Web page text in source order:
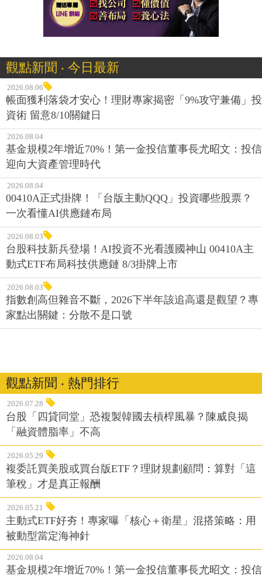
觀點新聞 ‧ 今日最新
2026.08.06
帳面獲利落袋才安心！理財專家揭密「9%攻守兼備」投
資術 留意8/10關鍵日
2026.08.04
基金規模2年增近70%！第一金投信董事長尤昭文：投信
迎向大資產管理時代
2026.08.04
00410A正式掛牌！「台版主動QQQ」投資哪些股票？
一次看懂AI供應鏈布局
2026.08.03
台股科技新兵登場！AI投資不光看護國神山 00410A主
動式ETF布局科技供應鏈 8/3掛牌上市
2026.08.03
指數創高但雜音不斷，2026下半年該追高還是觀望？專
家點出關鍵：分散不是口號
觀點新聞 ‧ 熱門排行
2026.07.28
台股「四貸同堂」恐複製韓國去槓桿風暴？陳威良揭
「融資體脂率」不高
2026.05.29
複委託買美股或買台版ETF？理財規劃顧問：算對「這
筆稅」才是真正報酬
2026.05.21
主動式ETF好夯！專家曝「核心＋衛星」混搭策略：用
被動型當定海神針
2026.08.04
基金規模2年增近70%！第一金投信董事長尤昭文：投信